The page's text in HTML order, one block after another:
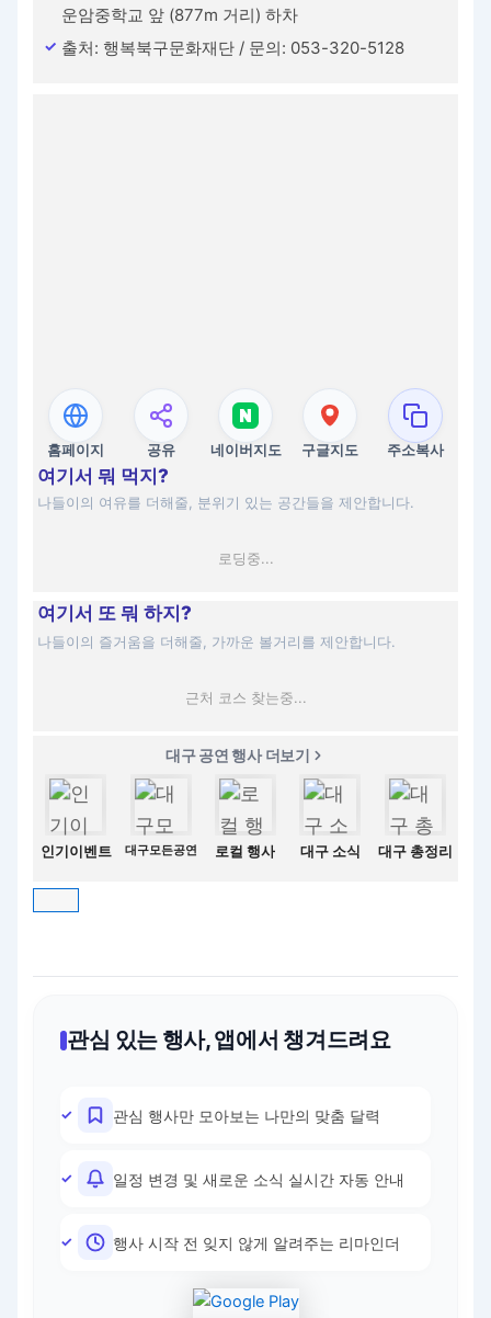
운암중학교 앞 (877m 거리) 하차
출처: 행복북구문화재단 / 문의: 053-320-5128
홈페이지 공유 네이버지도 구글지도 주소복사
여기서 뭐 먹지?
나들이의 여유를 더해줄, 분위기 있는 공간들을 제안합니다.
로딩중...
여기서 또 뭐 하지?
나들이의 즐거움을 더해줄, 가까운 볼거리를 제안합니다.
근처 코스 찾는중...
대구 공연 행사 더보기
인기이벤트 대구모든공연 로컬 행사 대구 소식 대구 총정리
관심 있는 행사, 앱에서 챙겨드려요
관심 행사만 모아보는 나만의 맞춤 달력
일정 변경 및 새로운 소식 실시간 자동 안내
행사 시작 전 잊지 않게 알려주는 리마인더